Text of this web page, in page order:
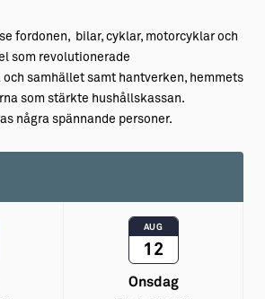
fordonen, bilar, cyklar, motorcyklar och
som revolutionerade
samhället samt hantverken, hemmets
som stärkte hushållskassan.
några spännande personer.
AUG
12
Onsdag